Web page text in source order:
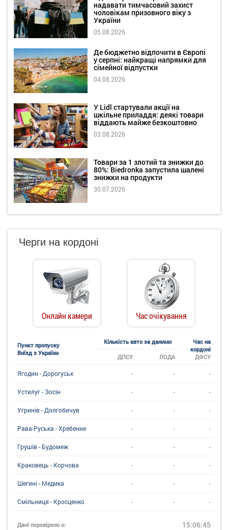
надавати тимчасовий захист
чоловікам призовного віку з
України
05.08.2026
Де бюджетно відпочити в Європі
у серпні: найкращі напрямки для
сімейної відпустки
04.08.2026
У Lidl стартували акції на
шкільне приладдя: деякі товари
віддають майже безкоштовно
03.08.2026
Товари за 1 злотий та знижки до
80%: Biedronka запустила шалені
знижки на продукти
30.07.2026
Черги на кордоні
Онлайн камери Час очікування
Пункт пропуску
Виїзд з України
Кількість авто за даними
Час на
кордоні
ДФСУ
ДПСУ ЛОДА
Ягодин - Дорогуськ - - -
Устилуг - Зосін - - -
Угринiв - Долгобичув - - -
Рава-Руська - Хребенне - - -
Грушів - Будомеж - - -
Краковець - Корчова - - -
Шегині - Медика - - -
Смільниця - Кросценко - - -
Дані перевірено о: 15:06:45